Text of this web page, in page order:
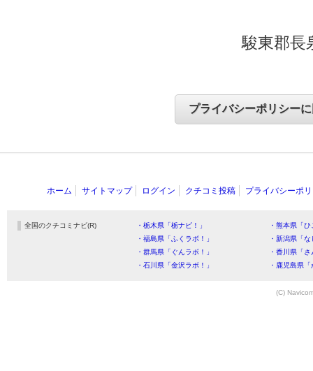
駿東郡
ホーム サイトマップ ログイン クチコミ投稿 プライバシーポ
全国のクチコミナビ(R) ・栃木県「栃ナビ！」
・熊本県「
・福島県「ふくラボ！」
・新潟県「
・群馬県「ぐんラボ！」
・香川県「
・石川県「金沢ラボ！」
・鹿児島県
(C)